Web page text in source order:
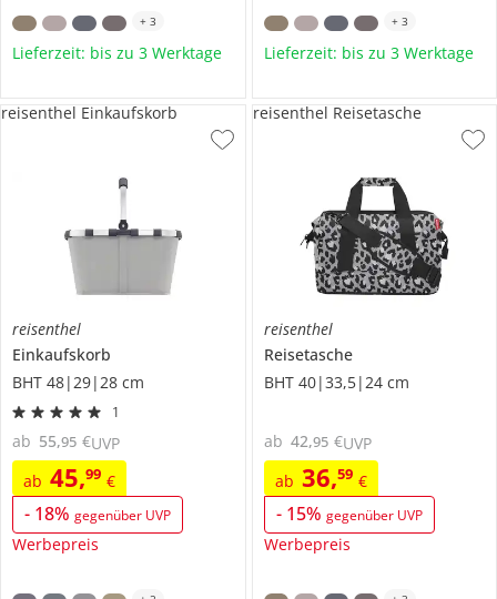
+ 3
Lieferzeit: bis zu 3 Werktage
+ 3
Lieferzeit: bis zu 3 Werktage
reisenthel
Einkaufskorb
BHT 48|29|28 cm
1
ab 45,99 €
- 18% gegenüber UVP
Werbepreis
ab 55,95 €UVP
reisenthel Einkaufskorb
reisenthel
Reisetasche
BHT 40|33,5|24 cm
ab 36,59 €
- 15% gegenüber UVP
Werbepreis
ab 42,95 €UVP
reisenthel Reisetasche